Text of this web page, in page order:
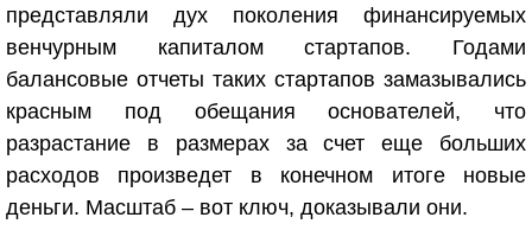
представляли дух поколения финансируемых
венчурным капиталом стартапов. Годами
балансовые отчеты таких стартапов замазывались
красным под обещания основателей, что
разрастание в размерах за счет еще больших
расходов произведет в конечном итоге новые
деньги. Масштаб – вот ключ, доказывали они.